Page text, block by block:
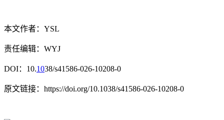
本文作者：YSL
责任编辑：WYJ
DOI：10.1038/s41586-026-10208-0
原文链接：https://doi.org/10.1038/s41586-026-10208-0